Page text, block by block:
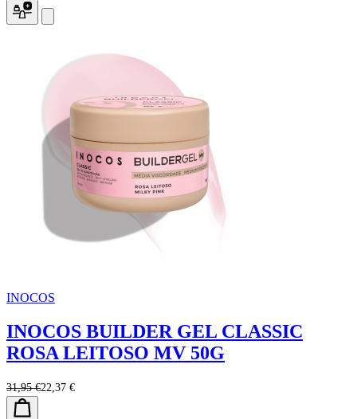
INOCOS
INOCOS BUILDER GEL CLASSIC
ROSA LEITOSO MV 50G
31,95 €22,37 €